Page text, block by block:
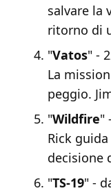
salvare la
ritorno di
"Vatos" -
La
peggio.
"Wildfire"
Rick
decisione
"TS-19" -